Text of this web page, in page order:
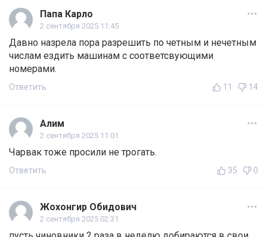
Папа Карло
2 сентября 2025 11:45
Давно назрела пора разрешить по четным и нечетным
числам ездить машинам с соответсвующими
номерами.
Ответить 11 14
Алим
2 сентября 2025 11:01
Чарвак тоже просили не трогать.
Ответить 35 0
Жохонгир Обидович
2 сентября 2025 02:31